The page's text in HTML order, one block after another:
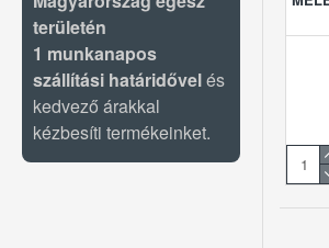
területén
1 munkanapos
szállítási határidővelés
kedvező árakkal
kézbesíti termékeinket.